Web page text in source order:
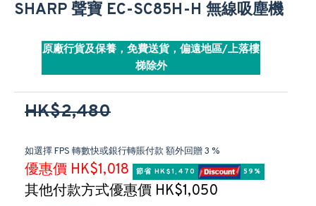
SHARP 聲寶 EC-SC85H-H 無線吸塵機
原廠行貨及保養，免費送貨，偏遠地區/上落樓
梯除外
HK$2,480
如選擇 FPS 轉數快或銀行轉賬付款 額外回贈 3 %
優惠價 HK$1,018 節省 HK$1,470 59%
其他付款方式優惠價 HK$1,050